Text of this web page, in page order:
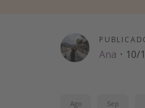
Ana · 10/
Ago Sep